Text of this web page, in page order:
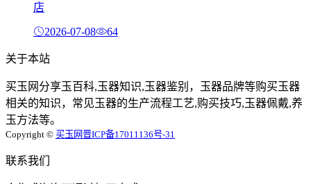
店
2026-07-08 64
关于本站
买玉网分享玉百科,玉器知识,玉器鉴别，玉器品牌等购买玉器
相关的知识，常见玉器的生产流程工艺,购买技巧,玉器佩戴,养
玉方法等。
Copyright © 买玉网晋ICP备17011136号-31
联系我们